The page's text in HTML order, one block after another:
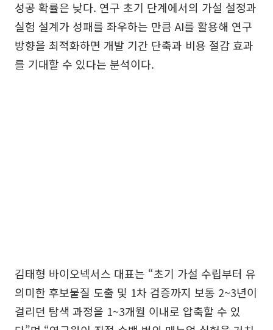
성공 확률은 낮다. 연구 초기 단계에서의 가설 설정과
실험 설계가 성패를 좌우하는 만큼 AI를 활용해 연구
방향을 최적화하면 개발 기간 단축과 비용 절감 효과
를 기대할 수 있다는 분석이다.
김태형 바이오넥서스 대표는 “초기 가설 수립부터 유
의미한 후보물질 도출 및 1차 검증까지 보통 2~3년이
걸리던 탐색 과정을 1~3개월 이내로 압축할 수 있